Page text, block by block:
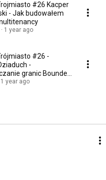
#26 Kacper
- Jak budowałem
1 year ago
#26 -
-
granic Bounded
1 year ago